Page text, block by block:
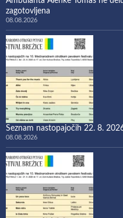
zagotovljena
08.08.2026
Seznam nastopajočih 22. 8.
08.08.2026